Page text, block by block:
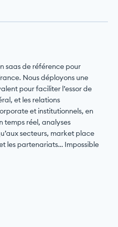
saas de référence pour
Nous déployons une
pour faciliter l’essor de
et les relations
et institutionnels, en
temps réel, analyses
secteurs, market place
les partenariats… Impossible